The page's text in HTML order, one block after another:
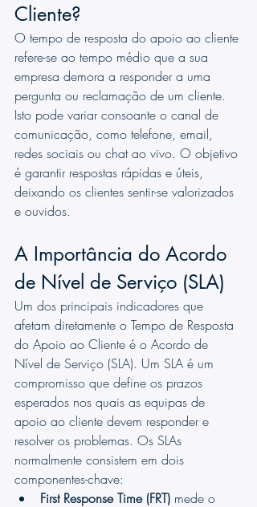
Cliente?
O tempo de resposta do apoio ao cliente
refere-se ao tempo médio que a sua
empresa demora a responder a uma
pergunta ou reclamação de um cliente.
Isto pode variar consoante o canal de
comunicação, como telefone, email,
redes sociais ou chat ao vivo. O objetivo
é garantir respostas rápidas e úteis,
deixando os clientes sentir-se valorizados
e ouvidos.
A Importância do Acordo
de Nível de Serviço (SLA)
Um dos principais indicadores que
afetam diretamente o Tempo de Resposta
do Apoio ao Cliente é o Acordo de
Nível de Serviço (SLA). Um SLA é um
compromisso que define os prazos
esperados nos quais as equipas de
apoio ao cliente devem responder e
resolver os problemas. Os SLAs
normalmente consistem em dois
componentes-chave:
First Response Time (FRT) mede o